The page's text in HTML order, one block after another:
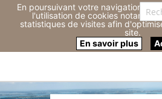
En poursuivant votre navigation sur
l'utilisation de cookies
statistiques de visites afin
site.
En savoir plus